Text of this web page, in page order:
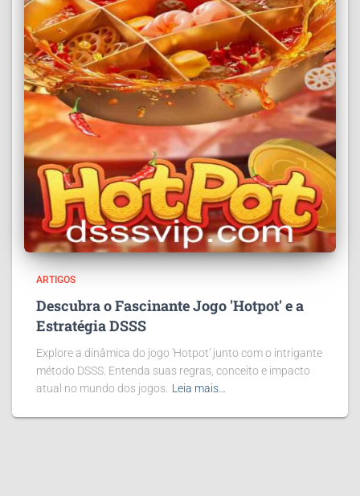
ARTIGOS
Descubra o Fascinante Jogo 'Hotpot' e a
Estratégia DSSS
Explore a dinâmica do jogo 'Hotpot' junto com o intrigante
método DSSS. Entenda suas regras, conceito e impacto
atual no mundo dos jogos. Leia mais…